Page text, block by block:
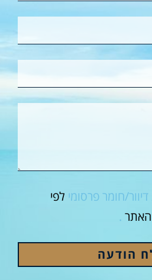
חומר פרסומי לפי
האתר .
הודעה